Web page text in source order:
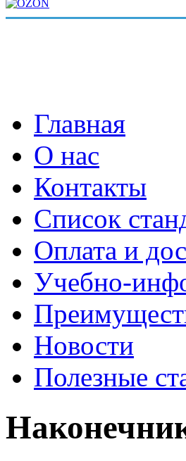
Главная
О нас
Контакты
Список
Оплата и
Учебно-
Новости
Полезные